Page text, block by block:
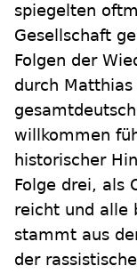
spiegelten
Gesellschaft
Folgen der
durch
willkommen
historischer
Folge drei, als
reicht und alle
stammt aus
der